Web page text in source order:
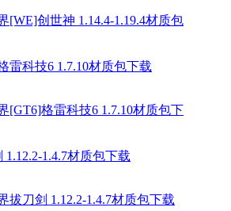
雷科技6 1.7.10材质包下载
1.4.7材质包下载